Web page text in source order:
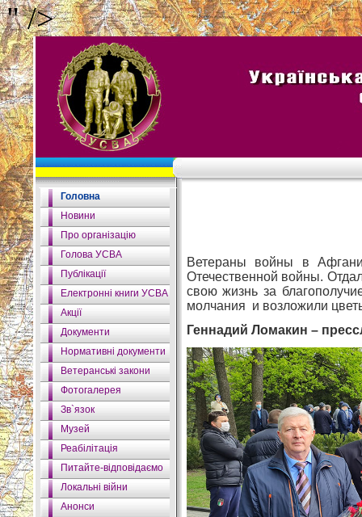
" />
Головна
Новини
Про організацію
Голова УСВА
Публікації
Електронні книги УСВА
Акції
Документи
Нормативні документи
Ветеранські закони
Фотогалерея
Зв`язок
Музей
Реабілітація
Питайте-відповідаємо
Локальні війни
Анонси
Ветераны войны в
Отечественной войны.
свою жизнь за
молчания и возложили
Геннадий Ломакин –